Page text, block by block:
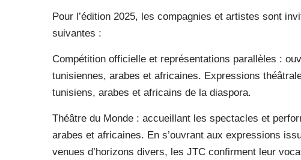
Pour l’édition 2025, les compagnies et artistes sont
suivantes :
Compétition officielle et représentations parallèles :
tunisiennes, arabes et africaines. Expressions
tunisiens, arabes et africains de la diaspora.
Théâtre du Monde : accueillant les spectacles et
arabes et africaines. En s’ouvrant aux expressions
venues d’horizons divers, les JTC confirment leur